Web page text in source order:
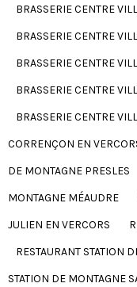
BRASSERIE CENTRE
BRASSERIE CENTRE
BRASSERIE CENTRE
BRASSERIE CENTRE
BRASSERIE CENTRE
CORRENÇON EN
DE MONTAGNE PRESLES
MONTAGNE MÉAUDRE
JULIEN EN VERCORS
RESTAURANT STATION
STATION DE MONTAGNE